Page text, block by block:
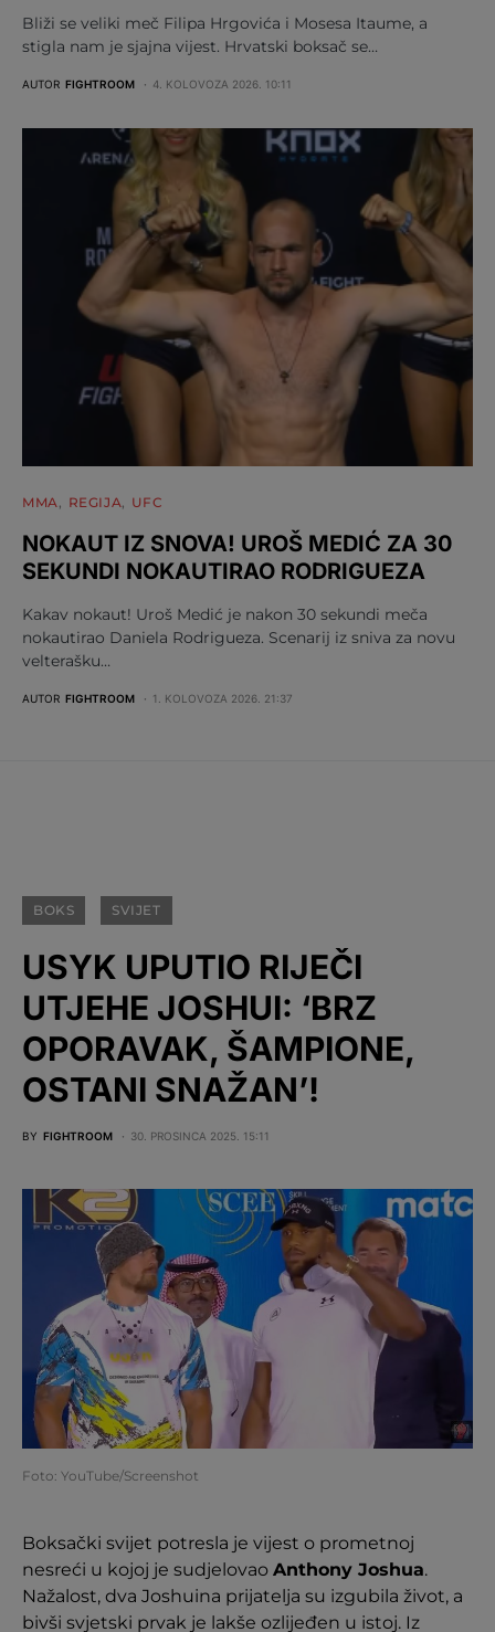
Bliži se veliki meč Filipa Hrgovića i Mosesa Itaume, a
stigla nam je sjajna vijest. Hrvatski boksač se…
AUTOR FIGHTROOM 4. KOLOVOZA 2026. 10:11
MMA REGIJA UFC
NOKAUT IZ SNOVA! UROŠ MEDIĆ ZA 30
SEKUNDI NOKAUTIRAO RODRIGUEZA
Kakav nokaut! Uroš Medić je nakon 30 sekundi meča
nokautirao Daniela Rodrigueza. Scenarij iz sniva za novu
velterašku…
AUTOR FIGHTROOM 1. KOLOVOZA 2026. 21:37
BOKS SVIJET
USYK UPUTIO RIJEČI
UTJEHE JOSHUI: ‘BRZ
OPORAVAK, ŠAMPIONE,
OSTANI SNAŽAN’!
BY FIGHTROOM 30. PROSINCA 2025. 15:11
Foto: YouTube/Screenshot
Boksački svijet potresla je vijest o prometnoj
nesreći u kojoj je sudjelovao Anthony Joshua.
Nažalost, dva Joshuina prijatelja su izgubila život, a
bivši svjetski prvak je lakše ozlijeđen u istoj. Iz